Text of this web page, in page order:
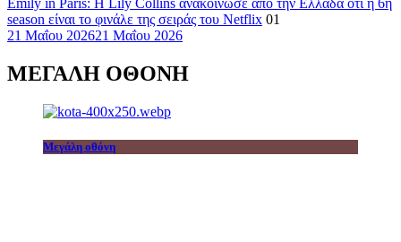
Emily in Paris: Η Lily Collins ανακοίνωσε από την Ελλάδα ότι η 6η
season είναι το φινάλε της σειράς του Netflix 01
21 Μαΐου 202621 Μαΐου 2026
ΜΕΓΑΛΗ ΟΘΟΝΗ
Μεγάλη οθόνη